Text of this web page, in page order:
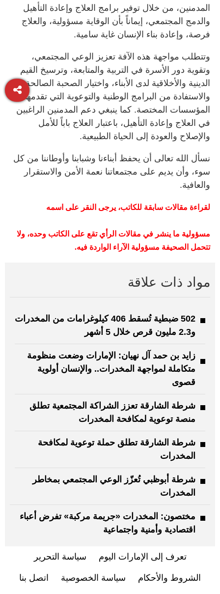
المدمنين، من خلال توفير برامج العلاج وإعادة التأهيل
والدمج المجتمعي، إيماناً بأن الوقاية مسؤولية، والعلاج
فرصة، وإعادة بناء الإنسان غاية سامية.
وتتطلب مواجهة هذه الآفة تعزيز الوعي المجتمعي،
وتقوية دور الأسرة في التربية والمتابعة، وترسيخ القيم
الدينية والأخلاقية لدى الأبناء، واختيار الصحبة الصالحة،
والاستفادة من البرامج الوطنية والتوعوية التي تقدمها
المؤسسات المختصة. كما ينبغي دعم المدمنين الراغبين
في العلاج وإعادة التأهيل، باعتبار العلاج باباً للأمل
والإصلاح والعودة إلى الحياة الطبيعية.
نسأل الله تعالى أن يحفظ أبناءنا وشبابنا وأوطاننا من كل
سوء، وأن يديم على مجتمعاتنا نعمة الأمن والاستقرار
والعافية.
لقراءة مقالات سابقة للكاتب، يرجى النقر على اسمه
مسؤولية ما ينشر في مقالات الرأي تقع على الكاتب وحده، ولا
تتحمل الصحيفة مسؤولية الآراء الواردة فيه.
مواد ذات علاقة
502 ضبطية تُسقط 406 كيلوغرامات من المخدرات
و2.3 مليون قرص خلال 5 أشهر
زايد بن حمد آل نهيان: الإمارات وضعت منظومة
متكاملة لمواجهة المخدرات.. والإنسان أولوية
قصوى
شرطة الشارقة تعزز الشراكة المجتمعية تطلق
منصة توعوية لمكافحة المخدرات
شرطة الشارقة تطلق حملة توعوية لمكافحة
المخدرات
شرطة أبوظبي تُعزّز الوعي المجتمعي بمخاطر
المخدرات
مختصون: المخدرات «جريمة مركبة» تفرض أعباء
اقتصادية وأمنية واجتماعية
تعرف إلى الإمارات اليوم سياسة التحرير
الشروط والأحكام سياسة الخصوصية اتصل بنا